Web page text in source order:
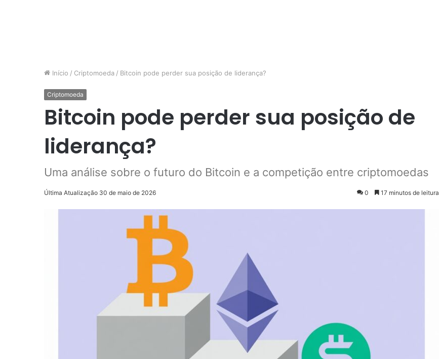
Início / Criptomoeda / Bitcoin pode perder sua posição de liderança?
Criptomoeda
Bitcoin pode perder sua posição de
liderança?
Uma análise sobre o futuro do Bitcoin e a competição entre criptomoedas
Última Atualização 30 de maio de 2026 0 17 minutos de leitura